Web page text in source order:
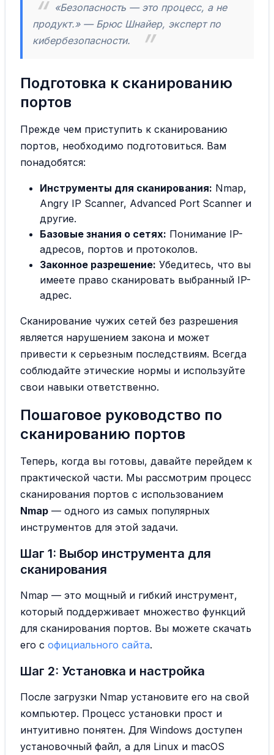
«Безопасность — это процесс, а не
продукт.» — Брюс Шнайер, эксперт по
кибербезопасности.
Подготовка к сканированию
портов
Прежде чем приступить к сканированию
портов, необходимо подготовиться. Вам
понадобятся:
Инструменты для сканирования: Nmap,
Angry IP Scanner, Advanced Port Scanner и
другие.
Базовые знания о сетях: Понимание IP-
адресов, портов и протоколов.
Законное разрешение: Убедитесь, что вы
имеете право сканировать выбранный IP-
адрес.
Сканирование чужих сетей без разрешения
является нарушением закона и может
привести к серьезным последствиям. Всегда
соблюдайте этические нормы и используйте
свои навыки ответственно.
Пошаговое руководство по
сканированию портов
Теперь, когда вы готовы, давайте перейдем к
практической части. Мы рассмотрим процесс
сканирования портов с использованием
Nmap — одного из самых популярных
инструментов для этой задачи.
Шаг 1: Выбор инструмента для
сканирования
Nmap — это мощный и гибкий инструмент,
который поддерживает множество функций
для сканирования портов. Вы можете скачать
его с официального сайта.
Шаг 2: Установка и настройка
После загрузки Nmap установите его на свой
компьютер. Процесс установки прост и
интуитивно понятен. Для Windows доступен
установочный файл, а для Linux и macOS